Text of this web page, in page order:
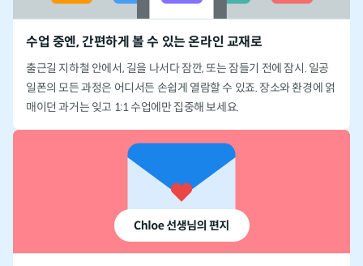
수업 중엔, 간편하게 볼 수 있는 온라인 교재로
출근길 지하철 안에서, 길을 나서다 잠깐, 또는 잠들기 전에 잠시. 일공
일폰의 모든 과정은 어디서든 손쉽게 열람할 수 있죠. 장소와 환경에 얽
매이던 과거는 잊고 1:1 수업에만 집중해 보세요.